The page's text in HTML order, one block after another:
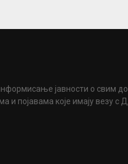
јавности о свим
и појавама које имају везу с